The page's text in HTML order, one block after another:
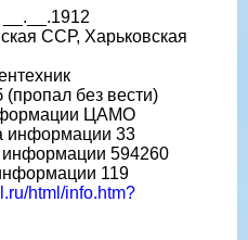
ССР, Харьковская
без вести)
ЦАМО
информации 33
информации 594260
119
html/info.htm?